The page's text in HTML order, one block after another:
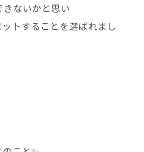
ないかと思い
トすることを選ばれまし